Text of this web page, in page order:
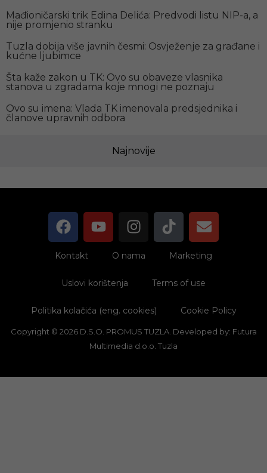
Najnovije
Mađioničarski trik Edina Delića: Predvodi listu NIP-a, a
nije promjenio stranku
Tuzla dobija više javnih česmi: Osvježenje za građane i
kućne ljubimce
Šta kaže zakon u TK: Ovo su obaveze vlasnika
stanova u zgradama koje mnogi ne poznaju
Ovo su imena: Vlada TK imenovala predsjednika i
članove upravnih odbora
Kontakt O nama Marketing
Uslovi korištenja Terms of use
Politika kolačića (eng. cookies) Cookie Policy
Copyright © 2026 D.S.O. PROMUS TUZLA. Developed by: Futura
Multimedia d.o.o. Tuzla